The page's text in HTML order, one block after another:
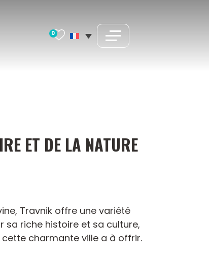
0
ET DE LA NATURE
Travnik offre une variété
sa riche histoire et sa culture,
charmante ville a à offrir.